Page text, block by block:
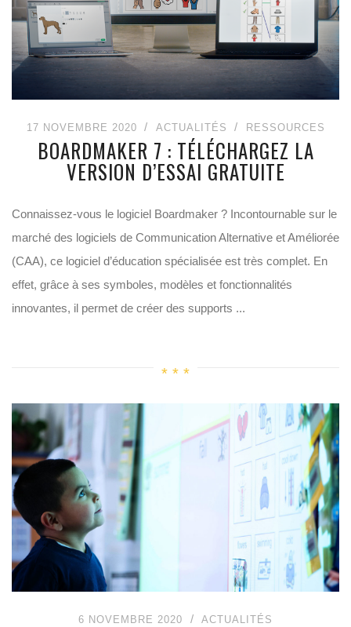
17 NOVEMBRE 2020 ACTUALITÉS RESSOURCES
BOARDMAKER 7 : TÉLÉCHARGEZ LA
VERSION D’ESSAI GRATUITE
Connaissez-vous le logiciel Boardmaker ? Incontournable sur le
marché des logiciels de Communication Alternative et Améliorée
(CAA), ce logiciel d’éducation spécialisée est très complet. En
effet, grâce à ses symboles, modèles et fonctionnalités
innovantes, il permet de créer des supports ...
6 NOVEMBRE 2020 ACTUALITÉS